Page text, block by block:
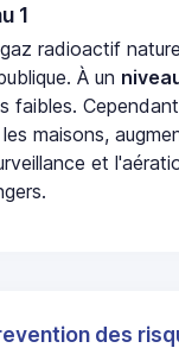
1
radioactif
À un
faibles.
maisons,
et
des